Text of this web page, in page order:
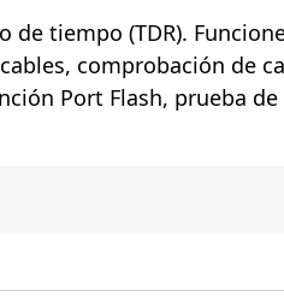
tiempo (TDR).
comprobación de
Port Flash, prueba de